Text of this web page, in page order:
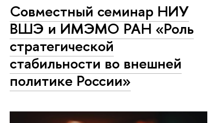
Совместный семинар НИУ
ВШЭ и ИМЭМО РАН «Роль
стратегической
стабильности во внешней
политике России»